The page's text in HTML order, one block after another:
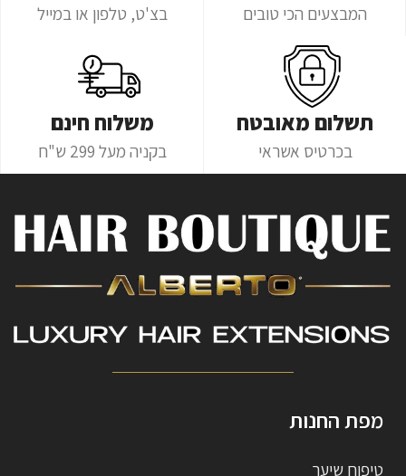
המבצעים הכי טובים בצ'ט, טלפון או במייל
תשלום מאובטח
בכרטיס אשראי
משלוח חינם
בקניה מעל 299 ש"ח
מפת החנות
טיפוח שיער